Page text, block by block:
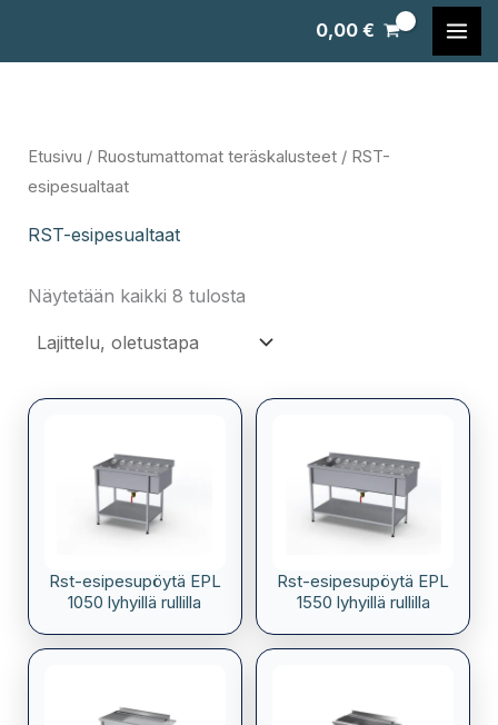
0,00€
Etusivu / Ruostumattomat teräskalusteet/ RST-
esipesualtaat
RST-esipesualtaat
Näytetään kaikki 8 tulosta
Rst-esipesupöytä EPL
1050 lyhyillä rullilla
Rst-esipesupöytä EPL
1550 lyhyillä rullilla